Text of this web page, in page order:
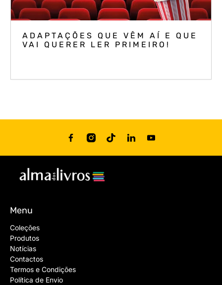
ADAPTAÇÕES QUE VÊM AÍ E QUE
VAI QUERER LER PRIMEIRO!
Menu
Coleções
Produtos
Notícias
Contactos
Termos e Condições
Política de Envio